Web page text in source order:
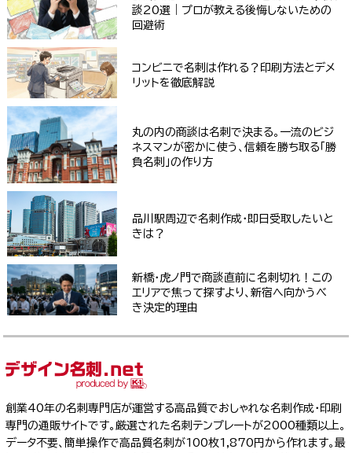
談20選｜プロが教える後悔しないための
回避術
コンビニで名刺は作れる？印刷方法とデメ
リットを徹底解説
丸の内の商談は名刺で決まる。一流のビジ
ネスマンが密かに使う、信頼を勝ち取る「勝
負名刺」の作り方
品川駅周辺で名刺作成・即日受取したいと
きは？
新橋・虎ノ門で商談直前に名刺切れ！この
エリアで焦って探すより、新宿へ向かうべ
き決定的理由
創業40年の名刺専門店が運営する高品質でおしゃれな名刺作成・印刷
専門の通販サイトです。厳選された名刺テンプレートが2000種類以上。
データ不要、簡単操作で高品質名刺が100枚1,870円から作れます。最